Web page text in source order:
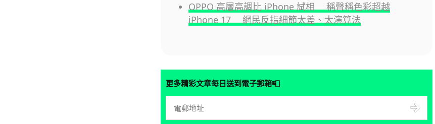
OPPO 高層高調比 iPhone 試相 稱聲稱色彩超越
iPhone 17 網民反指細節太差、太演算法
更多精彩文章每日送到電子郵箱📮